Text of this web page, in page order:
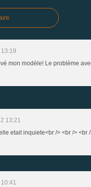
mon modèle! Le problème
13:21
etait inquiete<br /> <br />